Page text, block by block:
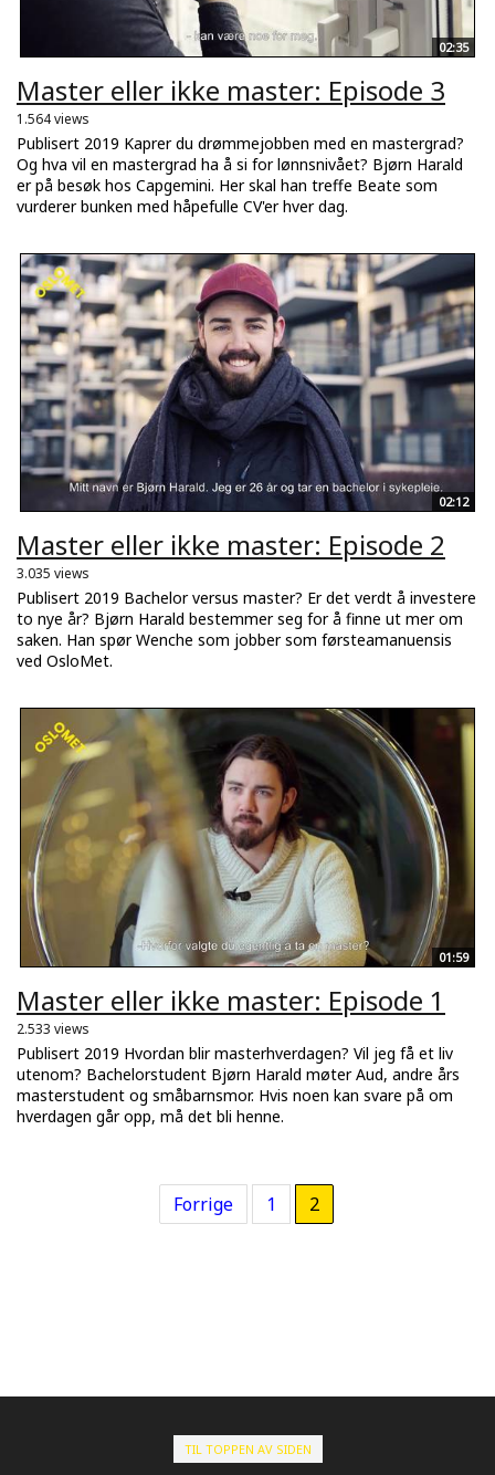
02:35
Master eller ikke master: Episode 3
1.564 views
Publisert 2019 Kaprer du drømmejobben med en mastergrad?
Og hva vil en mastergrad ha å si for lønnsnivået? Bjørn Harald
er på besøk hos Capgemini. Her skal han treffe Beate som
vurderer bunken med håpefulle CV'er hver dag.
02:12
Master eller ikke master: Episode 2
3.035 views
Publisert 2019 Bachelor versus master? Er det verdt å investere
to nye år? Bjørn Harald bestemmer seg for å finne ut mer om
saken. Han spør Wenche som jobber som førsteamanuensis
ved OsloMet.
01:59
Master eller ikke master: Episode 1
2.533 views
Publisert 2019 Hvordan blir masterhverdagen? Vil jeg få et liv
utenom? Bachelorstudent Bjørn Harald møter Aud, andre års
masterstudent og småbarnsmor. Hvis noen kan svare på om
hverdagen går opp, må det bli henne.
Forrige 1 2
TIL TOPPEN AV SIDEN